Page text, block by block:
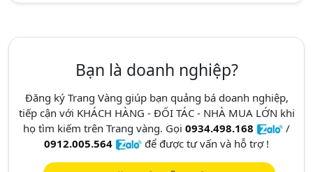
Bạn là doanh nghiệp?
Đăng ký Trang Vàng giúp bạn quảng bá doanh nghiệp,
tiếp cận với KHÁCH HÀNG - ĐỐI TÁC - NHÀ MUA LỚN khi
họ tìm kiếm trên Trang vàng. Gọi 0934.498.168
/
0912.005.564
để được tư vấn và hỗ trợ !